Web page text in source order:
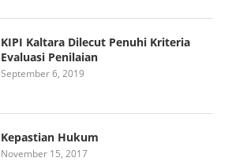
KIPI Kaltara Dilecut Penuhi Kriteria
Evaluasi Penilaian
September 6, 2019
Kepastian Hukum
November 15, 2017